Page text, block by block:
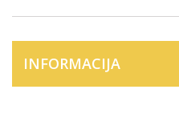
INFORMACIJA